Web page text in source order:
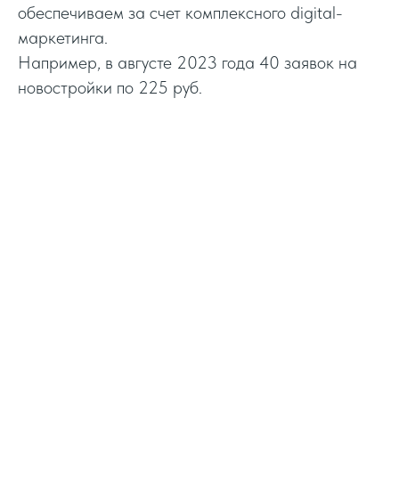
обеспечиваем за счет комплексного digital-
маркетинга.
Например, в августе 2023 года 40 заявок на
новостройки по 225 руб.